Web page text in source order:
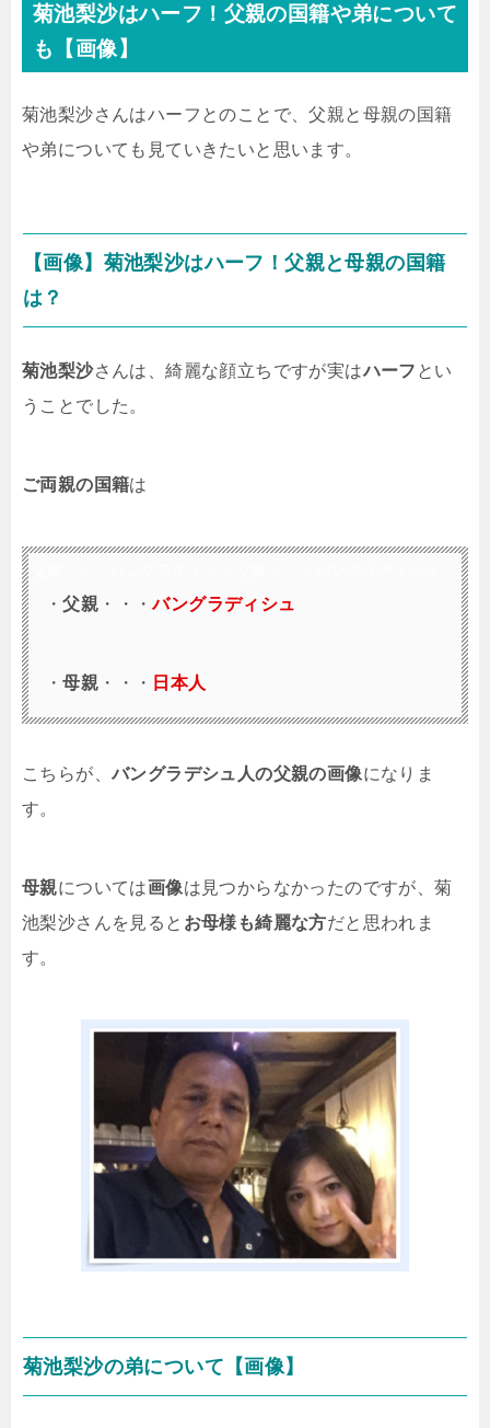
菊池梨沙はハーフ！父親の国籍や弟について
も【画像】
菊池梨沙さんはハーフとのことで、父親と母親の国籍
や弟についても見ていきたいと思います。
【画像】菊池梨沙はハーフ！父親と母親の国籍
は？
菊池梨沙さんは、綺麗な顔立ちですが実はハーフ とい
うことでした。
ご両親の国籍は
・父親・・・バングラディシ・父親・・・バングラディシュ
・父親 ・・・バングラディシュ
・母親 ・・・ 日本人
こちらが、 バングラデシュ人の父親の画像になりま
す。
母親については画像は見つからなかったのですが、菊
池梨沙さんを見ると お母様も綺麗な方だと思われま
す。
菊池梨沙の弟について【画像】